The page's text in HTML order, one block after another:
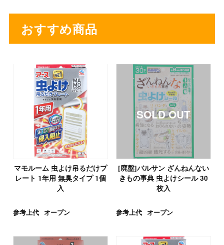
おすすめ商品
マモルーム 虫よけ吊るだけプ
レート 1年用 無臭タイプ 1個
入
参考上代 オープン
[廃盤]バルサン ざんねんない
きもの事典 虫よけシール 30
枚入
参考上代 オープン